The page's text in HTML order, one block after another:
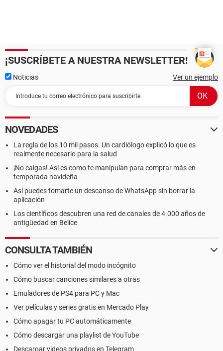
¡SUSCRÍBETE A NUESTRA NEWSLETTER!
Noticias Ver un ejemplo
NOVEDADES
La regla de los 10 mil pasos. Un cardiólogo explicó lo que es
realmente necesario para la salud
¡No caigas! Así es como te manipulan para comprar más en
temporada navideña
Así puedes tomarte un descanso de WhatsApp sin borrar la
aplicación
Los científicos descubren una red de canales de 4.000 años de
antigüedad en Belice
CONSULTA TAMBIÉN
Cómo ver el historial del modo incógnito
Cómo buscar canciones similares a otras
Emuladores de PS4 para PC y Mac
Ver películas y series gratis en Mercado Play
Cómo apagar tu PC automáticamente
Cómo descargar una playlist de YouTube
Descargar videos privados en Telegram